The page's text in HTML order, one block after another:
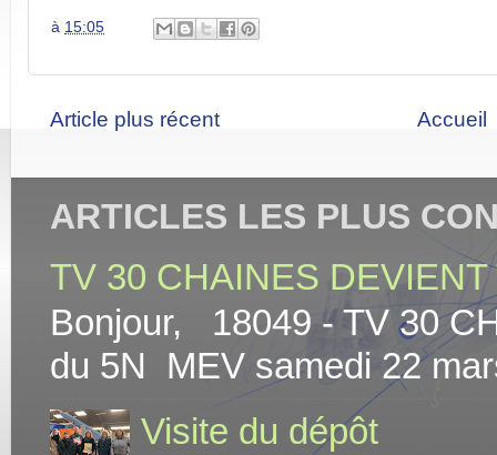
à 15:05
Article plus récent Accueil
ARTICLES LES PLUS
TV 30 CHAINES
Bonjour, 18049 - TV 30
du 5N MEV samedi 22
Visite du dépôt